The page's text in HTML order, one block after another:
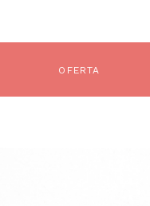
OFERTA